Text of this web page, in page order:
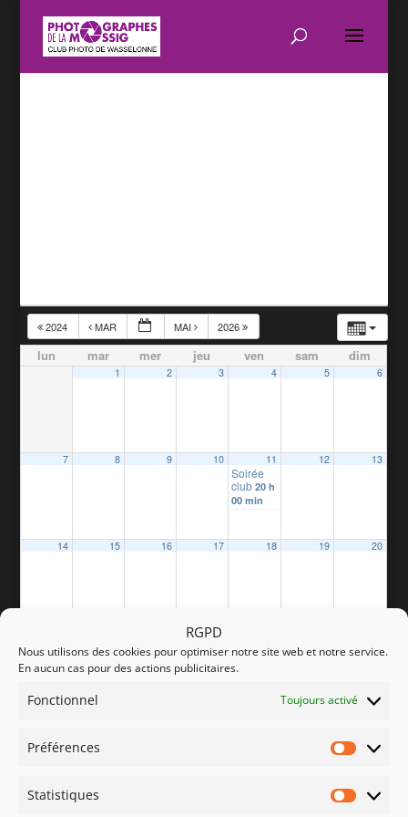
RGPD
Nous utilisons des cookies pour optimiser notre site web et notre service.
En aucun cas pour des actions publicitaires.
Fonctionnel Toujours activé
Préférences
Statistiques
2024 MAR MAI 2026
lun mar mer jeu ven sam dim
1 2 3 4 5 6
7 8 9 10 11
Soirée
club20 h
00 min
12 13
14 15 16 17 18 19 20
24